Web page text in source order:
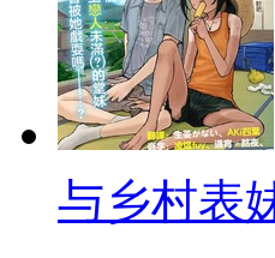
与乡村表